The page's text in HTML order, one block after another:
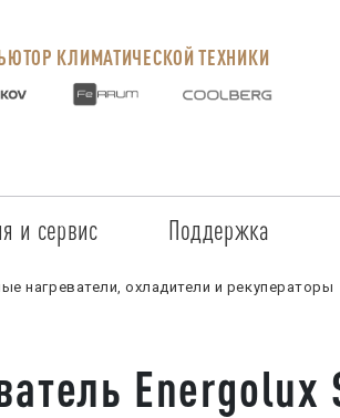
КЛИМАТИЧЕСКОЙ ТЕХНИКИ
и сервис
центры
лист на услуги
Поддержка
Регистрация
Документация
нагреватели, охладители и рекуператоры
Energolux